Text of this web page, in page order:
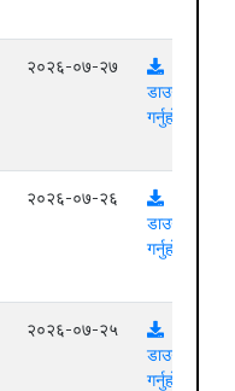
२०२६-०७-२७
डाउनलोड
गर्नुहोस्
२०२६-०७-२६
डाउनलोड
गर्नुहोस्
२०२६-०७-२५
डाउनलोड
गर्नुहोस्